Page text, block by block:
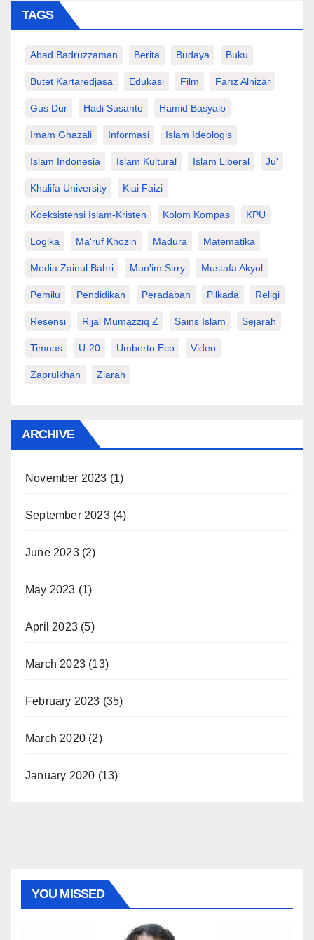
TAGS
Abad Badruzzaman Berita Budaya Buku
Butet Kartaredjasa Edukasi Film Fārïz Alnizär
Gus Dur Hadi Susanto Hamid Basyaib
Imam Ghazali Informasi Islam Ideologis
Islam Indonesia Islam Kultural Islam Liberal Ju'
Khalifa University Kiai Faizi
Koeksistensi Islam-Kristen Kolom Kompas KPU
Logika Ma'ruf Khozin Madura Matematika
Media Zainul Bahri Mun'im Sirry Mustafa Akyol
Pemilu Pendidikan Peradaban Pilkada Religi
Resensi Rijal Mumazziq Z Sains Islam Sejarah
Timnas U-20 Umberto Eco Video
Zaprulkhan Ziarah
ARCHIVE
November 2023 (1)
September 2023(4)
June 2023(2)
May 2023 (1)
April 2023 (5)
March 2023 (13)
February 2023 (35)
March 2020 (2)
January 2020 (13)
YOU MISSED